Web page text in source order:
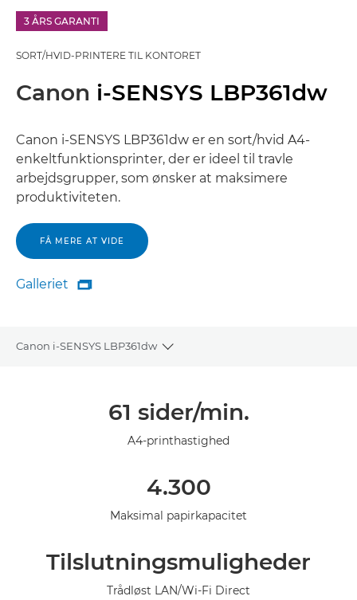
3 ÅRS GARANTI
SORT/HVID-PRINTERE TIL KONTORET
Canon i-SENSYS LBP361dw
Canon i-SENSYS LBP361dw er en sort/hvid A4-
enkeltfunktionsprinter, der er ideel til travle
arbejdsgrupper, som ønsker at maksimere
produktiviteten.
FÅ MERE AT VIDE
Galleriet
Galleriet

Canon i-SENSYS LBP361dw
Toggle breadcrumbs
61 sider/min.
A4-printhastighed
4.300
Maksimal papirkapacitet
Tilslutningsmuligheder
Trådløst LAN/Wi-Fi Direct